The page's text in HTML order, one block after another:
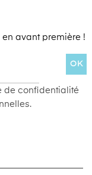
avant première !
OK
de confidentialité